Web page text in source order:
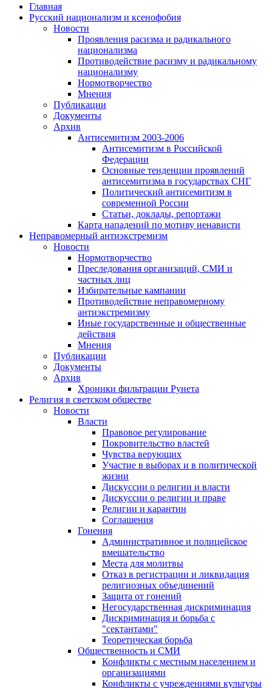
Главная
Русский национализм и ксенофобия
Новости
Проявления расизма и радикального
национализма
Противодействие расизму и радикальному
национализму
Нормотворчество
Мнения
Публикации
Документы
Архив
Антисемитизм 2003-2006
Антисемитизм в Российской
Федерации
Основные тенденции проявлений
антисемитизма в государствах СНГ
Политический антисемитизм в
современной России
Статьи, доклады, репортажи
Карта нападений по мотиву ненависти
Неправомерный антиэкстремизм
Новости
Нормотворчество
Преследования организаций, СМИ и
частных лиц
Избирательные кампании
Противодействие неправомерному
антиэкстремизму
Иные государственные и общественные
действия
Мнения
Публикации
Документы
Архив
Хроники фильтрации Рунета
Религия в светском обществе
Новости
Власти
Правовое регулирование
Покровительство властей
Чувства верующих
Участие в выборах и в политической
жизни
Дискуссии о религии и власти
Дискуссии о религии и праве
Религии и карантин
Соглашения
Гонения
Административное и полицейское
вмешательство
Места для молитвы
Отказ в регистрации и ликвидация
религиозных объединений
Защита от гонений
Негосударственная дискриминация
Дискриминация и борьба с
"сектантами"
Теоретическая борьба
Общественность и СМИ
Конфликты с местным населением и
организациями
Конфликты с учреждениями культуры